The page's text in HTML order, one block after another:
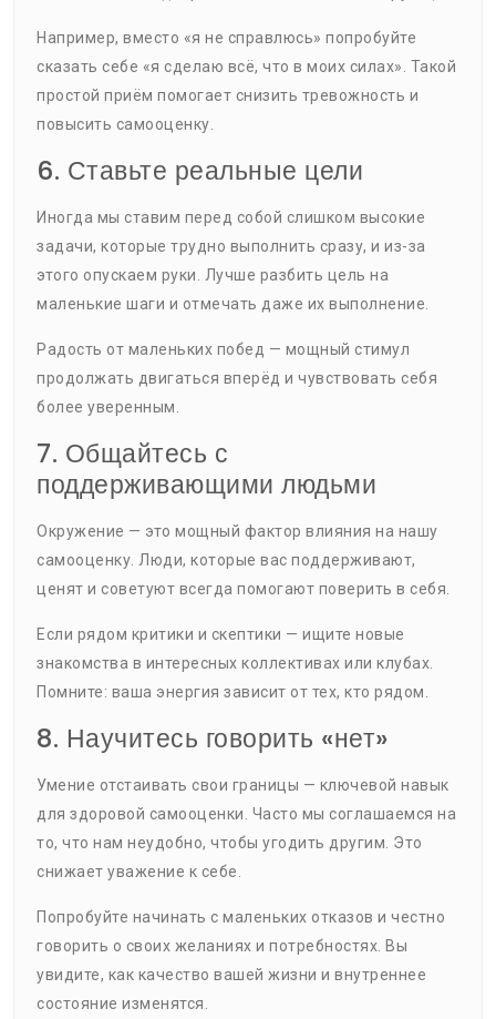
Например, вместо «я не справлюсь» попробуйте
сказать себе «я сделаю всё, что в моих силах». Такой
простой приём помогает снизить тревожность и
повысить самооценку.
6. Ставьте реальные цели
Иногда мы ставим перед собой слишком высокие
задачи, которые трудно выполнить сразу, и из-за
этого опускаем руки. Лучше разбить цель на
маленькие шаги и отмечать даже их выполнение.
Радость от маленьких побед — мощный стимул
продолжать двигаться вперёд и чувствовать себя
более уверенным.
7. Общайтесь с
поддерживающими людьми
Окружение — это мощный фактор влияния на нашу
самооценку. Люди, которые вас поддерживают,
ценят и советуют всегда помогают поверить в себя.
Если рядом критики и скептики — ищите новые
знакомства в интересных коллективах или клубах.
Помните: ваша энергия зависит от тех, кто рядом.
8. Научитесь говорить «нет»
Умение отстаивать свои границы — ключевой навык
для здоровой самооценки. Часто мы соглашаемся на
то, что нам неудобно, чтобы угодить другим. Это
снижает уважение к себе.
Попробуйте начинать с маленьких отказов и честно
говорить о своих желаниях и потребностях. Вы
увидите, как качество вашей жизни и внутреннее
состояние изменятся.